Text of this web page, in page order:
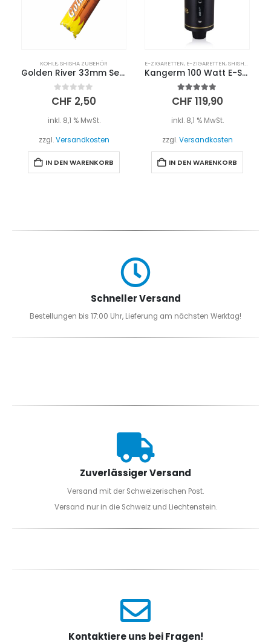
KOHLE,SHISHA ZUBEHÖR
Golden River 33mm Selbstzünder Kohle
0 out of 5
CHF 2,50
inkl. 8,1 % MwSt.
zzgl.Versandkosten
IN DEN WARENKORB
E-ZIGARETTEN, E-ZIGARETTEN,SHISHA ZUBEHÖR
Kangerm 100 Watt E-Shisha Kopf
5.00 out of 5
CHF 119,90
inkl. 8,1 % MwSt.
zzgl.Versandkosten
IN DEN WARENKORB
Schneller Versand
Bestellungen bis 17:00 Uhr, Lieferung am nächsten Werktag!
Zuverlässiger Versand
Versand mit der Schweizerischen Post.
Versand nur in die Schweiz und Liechtenstein.
Kontaktiere uns bei Fragen!